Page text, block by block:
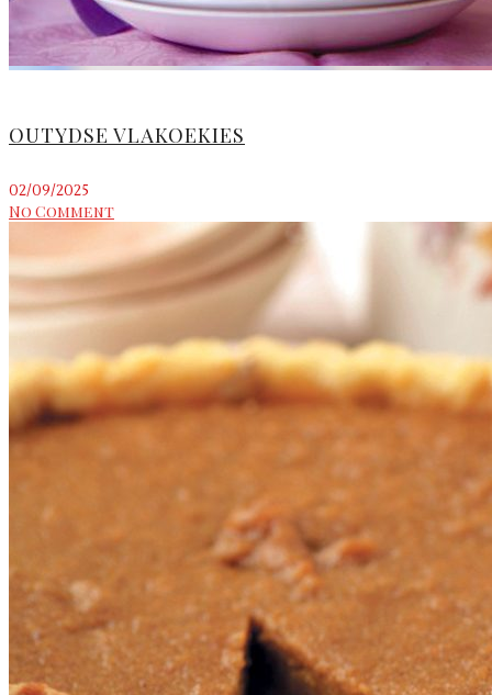
OUTYDSE VLAKOEKIES
02/09/2025
No Comment